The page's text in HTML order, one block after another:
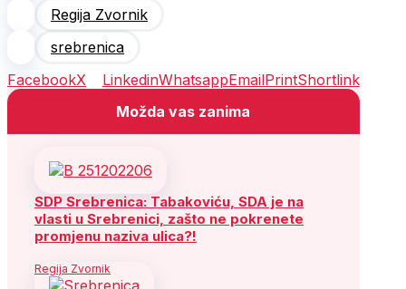
Regija Zvornik
srebrenica
FacebookX LinkedinWhatsappEmailPrintShortlink
Možda vas zanima
SDP Srebrenica: Tabakoviću, SDA je na
vlasti u Srebrenici, zašto ne pokrenete
promjenu naziva ulica?!
Regija Zvornik